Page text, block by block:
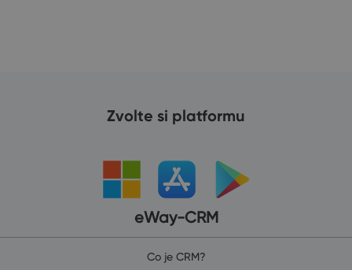
Zvolte si platformu
eWay-CRM
Co je CRM?